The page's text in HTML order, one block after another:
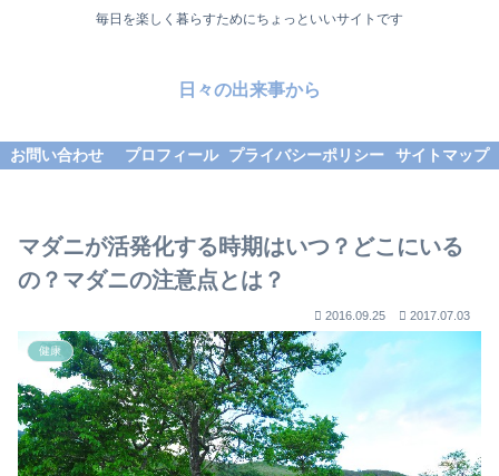
毎日を楽しく暮らすためにちょっといいサイトです
日々の出来事から
お問い合わせ プロフィール プライバシーポリシー サイトマップ
マダニが活発化する時期はいつ？どこにいる
の？マダニの注意点とは？
2016.09.25 2017.07.03
健康